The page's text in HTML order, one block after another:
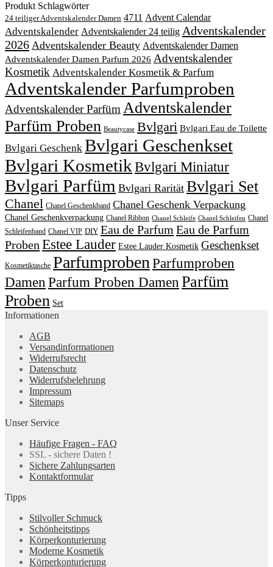
Produkt Schlagwörter
24 teiliger Adventskalender Damen 4711 Advent Calendar
Adventskalender Adventskalender 24 teilig Adventskalender
2026 Adventskalender Beauty Adventskalender Damen
Adventskalender Damen Parfum 2026 Adventskalender
Kosmetik Adventskalender Kosmetik & Parfum
Adventskalender Parfumproben
Adventskalender ParfümAdventskalender
Parfüm Proben Beautycase Bvlgari Bvlgari Eau de Toilette
Bvlgari Geschenk Bvlgari Geschenkset
Bvlgari KosmetikBvlgari Miniatur
Bvlgari Parfüm Bvlgari Rarität Bvlgari Set
Chanel Chanel Geschenkband Chanel Geschenk Verpackung
Chanel Geschenkverpackung Chanel Ribbon Chanel Schleife Chanel Schleifen Chanel
Schleifenband Chanel VIP DIY Eau de Parfum Eau de Parfum
Proben Estee Lauder Estee Lauder Kosmetik Geschenkset
Kosmetiktasche ParfumprobenParfumproben
Damen Parfum Proben Damen Parfüm
Proben Set
Informationen
AGB
Versandinformationen
Widerrufsrecht
Datenschutz
Widerrufsbelehrung
Impressum
Sitemaps
Unser Service
Häufige Fragen - FAQ
SSL - sichere Daten !
Sichere Zahlungsarten
Kontaktformular
Tipps
Stilvoller Schmuck
Schönheitstipps
Körperkonturierung
Moderne Kosmetik
Körperkonturierung